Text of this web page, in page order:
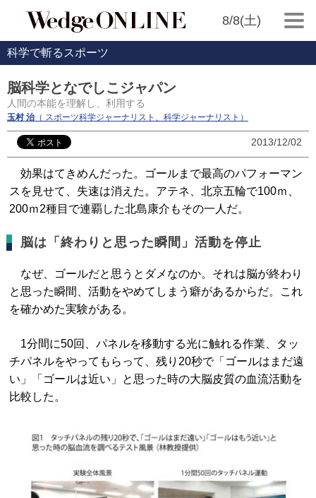
8/8(土)
科学で斬るスポーツ
脳科学となでしこジャパン
人間の本能を理解し、利用する
玉村 治（ スポーツ科学ジャーナリスト、科学ジャーナリスト）
2013/12/02
効果はてきめんだった。ゴールまで最高のパフォーマン
スを見せて、失速は消えた。アテネ、北京五輪で100ｍ、
200ｍ2種目で連覇した北島康介もその一人だ。
脳は「終わりと思った瞬間」活動を停止
なぜ、ゴールだと思うとダメなのか。それは脳が終わり
と思った瞬間、活動をやめてしまう癖があるからだ。これ
を確かめた実験がある。
1分間に50回、パネルを移動する光に触れる作業、タッ
チパネルをやってもらって、残り20秒で「ゴールはまだ遠
い」「ゴールは近い」と思った時の大脳皮質の血流活動を
比較した。